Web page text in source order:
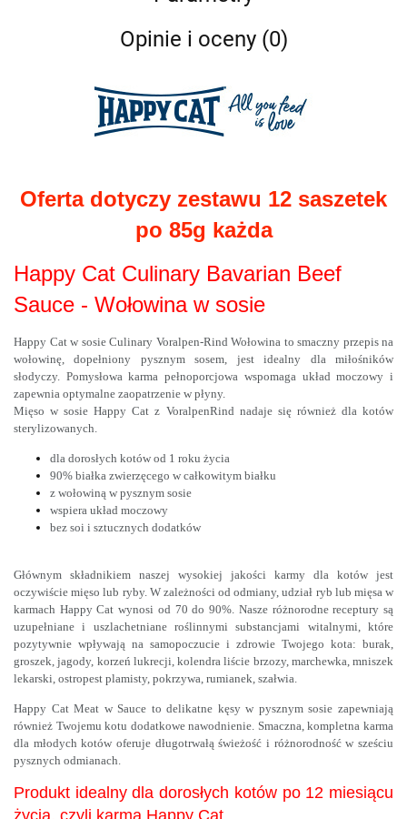
Opinie i oceny (0)
Oferta dotyczy zestawu 12 saszetek
po 85g każda
Happy Cat Culinary Bavarian Beef
Sauce - Wołowina w sosie
Happy Cat w sosie Culinary Voralpen-Rind Wołowina to smaczny przepis na
wołowinę, dopełniony pysznym sosem, jest idealny dla miłośników
słodyczy. Pomysłowa karma pełnoporcjowa wspomaga układ moczowy i
zapewnia optymalne zaopatrzenie w płyny.
Mięso w sosie Happy Cat z VoralpenRind nadaje się również dla kotów
sterylizowanych.
dla dorosłych kotów od 1 roku życia
90% białka zwierzęcego w całkowitym białku
z wołowiną w pysznym sosie
wspiera układ moczowy
bez soi i sztucznych dodatków
Głównym składnikiem naszej wysokiej jakości karmy dla kotów jest
oczywiście mięso lub ryby. W zależności od odmiany, udział ryb lub mięsa w
karmach Happy Cat wynosi od 70 do 90%. Nasze różnorodne receptury są
uzupełniane i uszlachetniane roślinnymi substancjami witalnymi, które
pozytywnie wpływają na samopoczucie i zdrowie Twojego kota: burak,
groszek, jagody, korzeń lukrecji, kolendra liście brzozy, marchewka, mniszek
lekarski, ostropest plamisty, pokrzywa, rumianek, szałwia.
Happy Cat Meat w Sauce to delikatne kęsy w pysznym sosie zapewniają
również Twojemu kotu dodatkowe nawodnienie. Smaczna, kompletna karma
dla młodych kotów oferuje długotrwałą świeżość i różnorodność w sześciu
pysznych odmianach.
Produkt idealny dla dorosłych kotów po 12 miesiącu
życia, czyli karma Happy Cat